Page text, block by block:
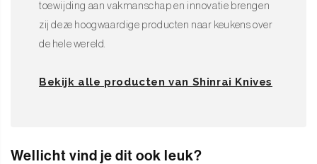
toewijding aan vakmanschap en innovatie brengen
zij deze hoogwaardige producten naar keukens over
de hele wereld.
Bekijk alle producten van Shinrai Knives
Wellicht vind je dit ook leuk?